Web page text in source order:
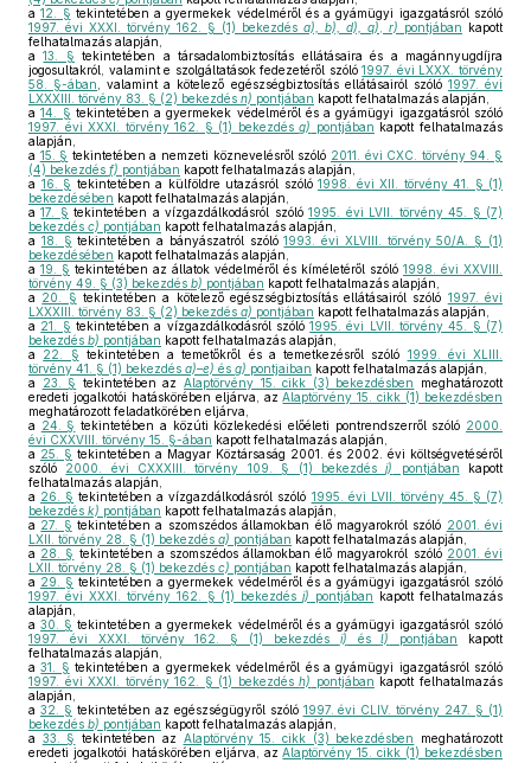
a12. § tekintetében a gyermekek védelméről és a gyámügyi igazgatásról szóló
1997. évi XXXI. törvény 162. § (1) bekezdés a), b), d), q) r) pontjában kapott
felhatalmazás alapján,
a13. § tekintetében a társadalombiztosítás ellátásaira és a magánnyugdíjra
jogosultakról, valamint e szolgáltatások fedezetéről szóló1997. évi LXXX. törvény
58. §-ában , valamint a kötelező egészségbiztosítás ellátásairól szóló 1997. évi
LXXXIII. törvény 83. § (2) bekezdés n) pontjában kapott felhatalmazás alapján,
a14. § tekintetében a gyermekek védelméről és a gyámügyi igazgatásról szóló
1997. évi XXXI. törvény 162. § (1) bekezdésg) pontjában kapott felhatalmazás
alapján,
a 15. § tekintetében a nemzeti köznevelésről szóló 2011. évi CXC. törvény 94. §
(4) bekezdés f) pontjában kapott felhatalmazás alapján,
a 16. § tekintetében a külföldre utazásról szóló 1998. évi XII. törvény 41. § (1)
bekezdésében kapott felhatalmazás alapján,
a17. § tekintetében a vízgazdálkodásról szóló1995. évi LVII. törvény 45. § (7)
bekezdés c) pontjában kapott felhatalmazás alapján,
a 18. § tekintetében a bányászatról szóló1993. évi XLVIII. törvény 50/A. § (1)
bekezdésében kapott felhatalmazás alapján,
a 19. § tekintetében az állatok védelméről és kíméletéről szóló 1998. évi XXVIII.
törvény 49. § (3) bekezdés b) pontjában kapott felhatalmazás alapján,
a 20. § tekintetében a kötelező egészségbiztosítás ellátásairól szóló 1997. évi
LXXXIII. törvény 83. § (2) bekezdés a) pontjában kapott felhatalmazás alapján,
a 21. § tekintetében a vízgazdálkodásról szóló1995. évi LVII. törvény 45. § (7)
bekezdés b) pontjában kapott felhatalmazás alapján,
a 22. § tekintetében a temetőkről és a temetkezésről szóló 1999. évi XLIII.
törvény 41. § (1) bekezdés a)–e) és g) pontjaiban kapott felhatalmazás alapján,
a
23. § tekintetében azAlaptörvény 15. cikk (3) bekezdésben
meghatározott
eredeti jogalkotói hatáskörében eljárva, azAlaptörvény 15. cikk (1) bekezdésben
meghatározott feladatkörében eljárva,
a 24. § tekintetében a közúti közlekedési előéleti pontrendszerről szóló 2000.
évi CXXVIII. törvény 15. §-ában kapott felhatalmazás alapján,
a 25. § tekintetében a Magyar Köztársaság 2001. és 2002. évi költségvetéséről
szóló 2000. évi CXXXIII. törvény 109. § (1) bekezdésj) pontjában kapott
felhatalmazás alapján,
a 26. § tekintetében a vízgazdálkodásról szóló 1995. évi LVII. törvény 45. § (7)
bekezdés k) pontjában kapott felhatalmazás alapján,
a 27. § tekintetében a szomszédos államokban élő magyarokról szóló 2001. évi
LXII. törvény 28. § (1) bekezdés a) pontjában kapott felhatalmazás alapján,
a 28. § tekintetében a szomszédos államokban élő magyarokról szóló 2001. évi
LXII. törvény 28. § (1) bekezdés c) pontjában kapott felhatalmazás alapján,
a 29. § tekintetében a gyermekek védelméről és a gyámügyi igazgatásról szóló
1997. évi XXXI. törvény 162. § (1) bekezdésj) pontjában kapott felhatalmazás
alapján,
a30. § tekintetében a gyermekek védelméről és a gyámügyi igazgatásról szóló
1997. évi XXXI. törvény 162. § (1) bekezdés i) ésl) pontjában kapott
felhatalmazás alapján,
a31. § tekintetében a gyermekek védelméről és a gyámügyi igazgatásról szóló
1997. évi XXXI. törvény 162. § (1) bekezdésh) pontjában kapott felhatalmazás
alapján,
a 32. § tekintetében az egészségügyről szóló 1997. évi CLIV. törvény 247. § (1)
bekezdés b) pontjában kapott felhatalmazás alapján,
a 33. § tekintetében az Alaptörvény 15. cikk (3) bekezdésben
meghatározott
eredeti jogalkotói hatáskörében eljárva, azAlaptörvény 15. cikk (1) bekezdésben